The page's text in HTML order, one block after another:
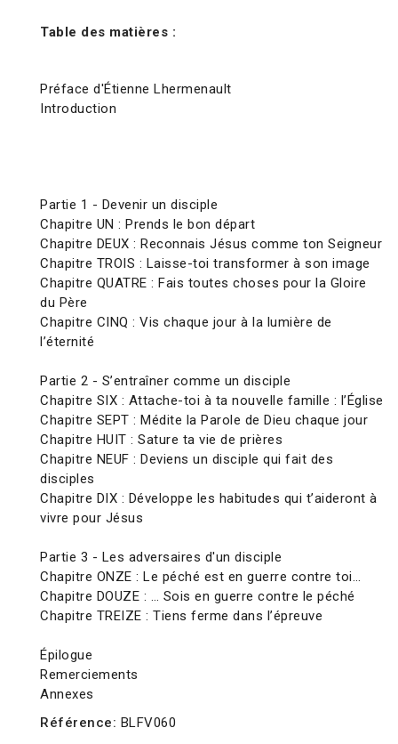
Table des matières :
Préface d'Étienne Lhermenault
Introduction
Partie 1 - Devenir un disciple
Chapitre UN : Prends le bon départ
Chapitre DEUX : Reconnais Jésus comme ton Seigneur
Chapitre TROIS : Laisse-toi transformer à son image
Chapitre QUATRE : Fais toutes choses pour la Gloire
du Père
Chapitre CINQ : Vis chaque jour à la lumière de
l’éternité
Partie 2 - S’entraîner comme un disciple
Chapitre SIX : Attache-toi à ta nouvelle famille : l’Église
Chapitre SEPT : Médite la Parole de Dieu chaque jour
Chapitre HUIT : Sature ta vie de prières
Chapitre NEUF : Deviens un disciple qui fait des
disciples
Chapitre DIX : Développe les habitudes qui t’aideront à
vivre pour Jésus
Partie 3 - Les adversaires d'un disciple
Chapitre ONZE : Le péché est en guerre contre toi…
Chapitre DOUZE : … Sois en guerre contre le péché
Chapitre TREIZE : Tiens ferme dans l’épreuve
Épilogue
Remerciements
Annexes
Référence: BLFV060